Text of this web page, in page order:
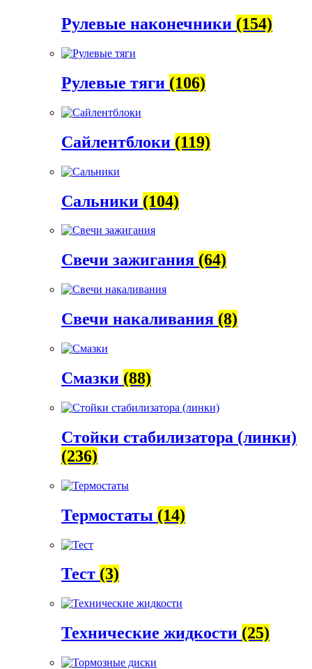
Рулевые наконечники (154)
Рулевые тяги (106)
Сайлентблоки (119)
Сальники (104)
Свечи зажигания (64)
Свечи накаливания (8)
Смазки (88)
Стойки стабилизатора (линки)
(236)
Термостаты (14)
Тест (3)
Технические жидкости (25)